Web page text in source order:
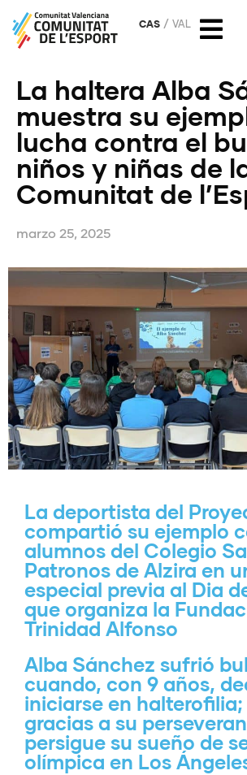
CAS VAL
La haltera Alba
muestra su
lucha contra el
niños y niñas de
Comunitat de
marzo 25, 2025
La deportista del
compartió su ejemplo
alumnos del Colegio
Patronos de Alzira en
especial previa al Dia
que organiza la
Trinidad Alfonso
Alba Sánchez sufrió
cuando, con 9 años,
iniciarse en halterofilia;
gracias a su
persigue su sueño de
olímpica en Los